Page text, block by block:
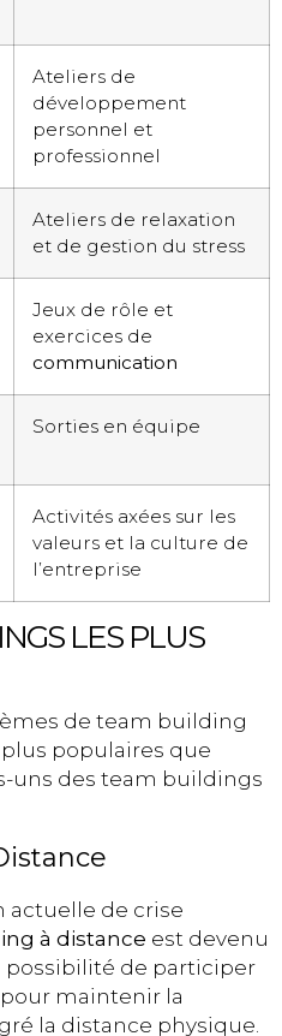
Ateliers de
développement
personnel et
professionnel
Ateliers de relaxation
et de gestion du stress
Jeux de rôle et
exercices de
communication
Sorties en équipe
Activités axées sur les
valeurs et la culture de
l’entreprise
LES PLUS
de team building
populaires que
uns des team buildings
actuelle de crise
à distance est devenu
possibilité de participer
maintenir la
la distance physique.